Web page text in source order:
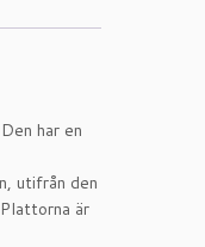
har en
utifrån den
är